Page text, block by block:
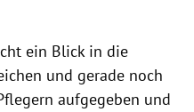
ein Blick in die
und gerade noch
aufgegeben und